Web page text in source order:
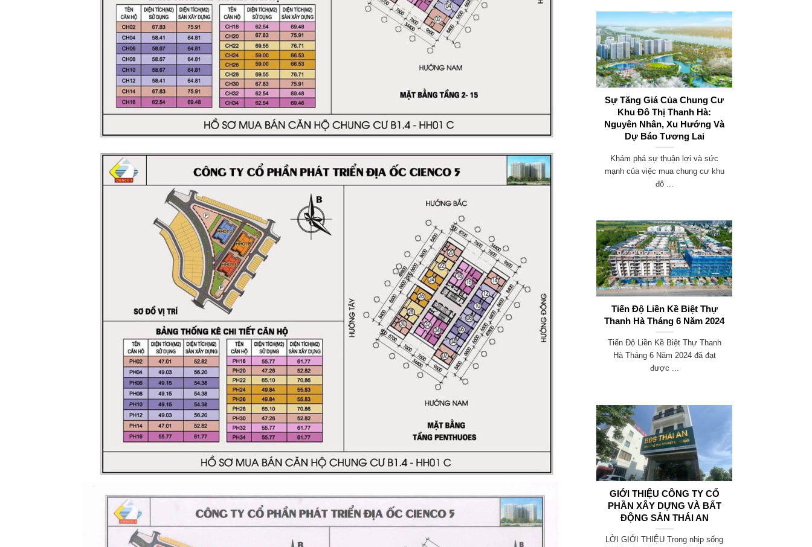
Sự Tăng Giá Của Chung Cư
Khu Đô Thị Thanh Hà:
Nguyên Nhân, Xu Hướng Và
Dự Báo Tương Lai
Khám phá sự thuận lợi và sức
mạnh của việc mua chung cư khu
đô ...
Tiến Độ Liền Kề Biệt Thự
Thanh Hà Tháng 6 Năm 2024
Tiến Độ Liền Kề Biệt Thự Thanh
Hà Tháng 6 Năm 2024 đã đạt
được ...
GIỚI THIỆU CÔNG TY CỔ
PHẦN XÂY DỰNG VÀ BẤT
ĐỘNG SẢN THÁI AN
LỜI GIỚI THIỆU Trong nhịp sống